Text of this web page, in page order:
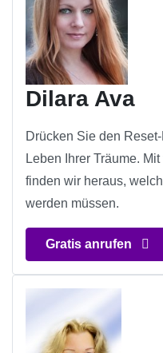
Dilara Ava
Drücken Sie den
Leben Ihrer Träume.
finden wir heraus,
werden müssen.
Gratis anrufen